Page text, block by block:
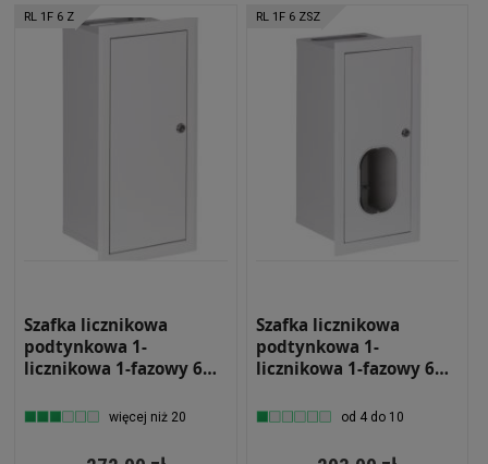
RL 1F 6 Z
Szafka licznikowa
podtynkowa 1-
licznikowa 1-fazowy 6
180x430x180 Biała RL 1F
więcej niż 20
RL 1F 6 ZSZ
Szafka licznikowa
podtynkowa 1-
licznikowa 1-fazowy 6
180x430x180 Biała z
od 4 do 10